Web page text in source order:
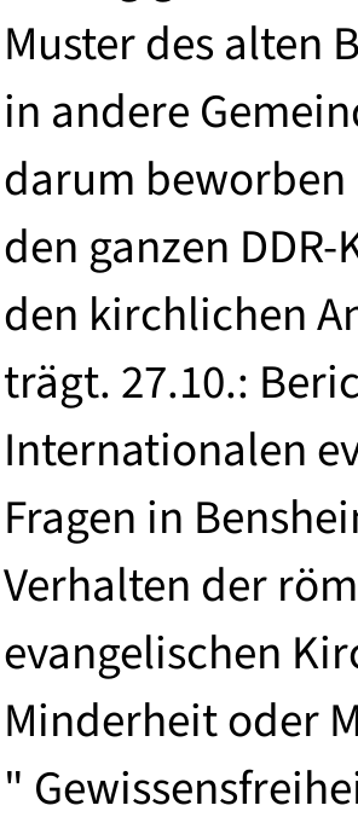
Muster des alten
in andere
darum
den ganzen
den kirchlichen
trägt. 27.10.:
Internationalen
Fragen in
Verhalten der
evangelischen
Minderheit oder
"